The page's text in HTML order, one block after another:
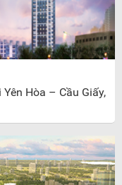
Hòa – Cầu Giấy,